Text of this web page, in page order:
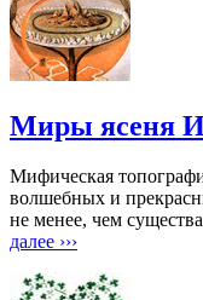
Миры ясеня
Мифическая
волшебных и
не менее, чем
далее ›››